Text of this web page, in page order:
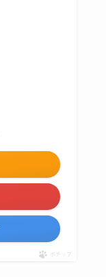
ポチップ